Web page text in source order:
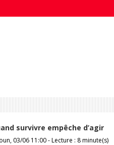
survivre empêche d’agir
03/06 11:00 - Lecture : 8 minute(s)